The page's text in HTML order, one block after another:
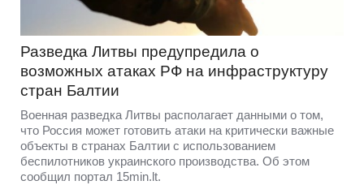
Разведка Литвы предупредила о
возможных атаках РФ на инфраструктуру
стран Балтии
Военная разведка Литвы располагает данными о том,
что Россия может готовить атаки на критически важные
объекты в странах Балтии с использованием
беспилотников украинского производства. Об этом
сообщил портал 15min.lt.